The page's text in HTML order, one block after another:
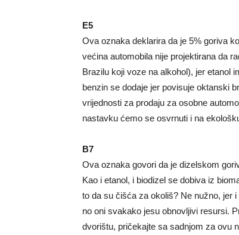
E5
Ova oznaka deklarira da je 5% goriva
većina automobila nije projektirana da
Brazilu koji voze na alkohol), jer etanol
benzin se dodaje jer povisuje oktanski
vrijednosti za prodaju za osobne
nastavku ćemo se osvrnuti i na
B7
Ova oznaka govori da je dizelskom
Kao i etanol, i biodizel se dobiva iz
to da su čišća za okoliš? Ne nužno, jer
no oni svakako jesu obnovljivi resursi.
dvorištu, pričekajte sa sadnjom za ovu